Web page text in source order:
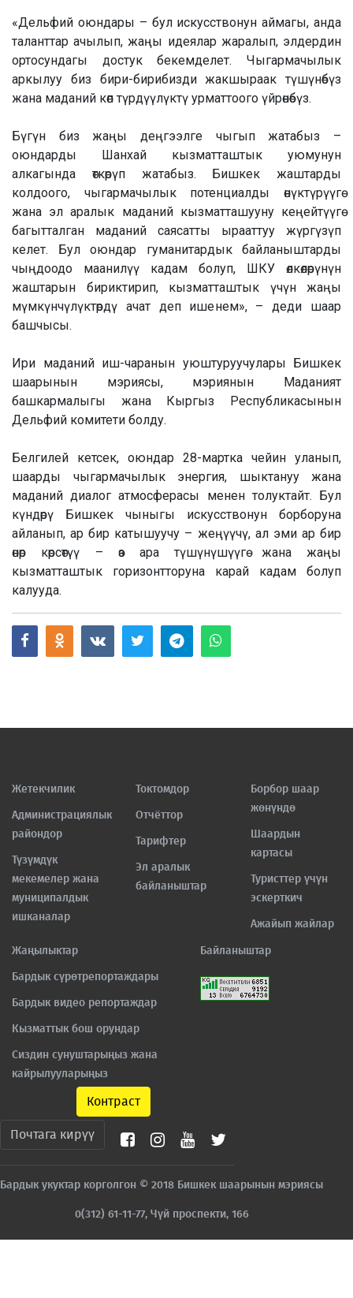
«Дельфий оюндары – бул искусствонун аймагы, анда
таланттар ачылып, жаңы идеялар жаралып, элдердин
ортосундагы достук бекемделет. Чыгармачылык
аркылуу биз бири-бирибизди жакшыраак түшүнөбүз
жана маданий көп түрдүүлүктү урматтоого үйрөнөбүз.
Бүгүн биз жаңы деңгээлге чыгып жатабыз –
оюндарды Шанхай кызматташтык уюмунун
алкагында өткөрүп жатабыз. Бишкек жаштарды
колдоого, чыгармачылык потенциалды өнүктүрүүгө
жана эл аралык маданий кызматташууну кеңейтүүгө
багытталган маданий саясатты ырааттуу жүргүзүп
келет. Бул оюндар гуманитардык байланыштарды
чыңдоодо маанилүү кадам болуп, ШКУ өлкөлөрүнүн
жаштарын бириктирип, кызматташтык үчүн жаңы
мүмкүнчүлүктөрдү ачат деп ишенем», – деди шаар
башчысы.
Ири маданий иш-чаранын уюштуруучулары Бишкек
шаарынын мэриясы, мэриянын Маданият
башкармалыгы жана Кыргыз Республикасынын
Дельфий комитети болду.
Белгилей кетсек, оюндар 28-мартка чейин уланып,
шаарды чыгармачылык энергия, шыктануу жана
маданий диалог атмосферасы менен толуктайт. Бул
күндөрү Бишкек чыныгы искусствонун борборуна
айланып, ар бир катышуучу – жеңүүчү, ал эми ар бир
өнөр көрсөтүү – өз ара түшүнүшүүгө жана жаңы
кызматташтык горизонтторуна карай кадам болуп
калууда.
Жетекчилик
Администрациялык
райондор
Түзүмдүк
мекемелер жана
муниципалдык
ишканалар
Токтомдор
Отчёттор
Тарифтер
Эл аралык
байланыштар
Борбор шаар
жөнүндө
Шаардын
картасы
Туристтер үчүн
эскерткич
Ажайып жайлар
Жаңылыктар
Бардык сүрөтрепортаждары
Бардык видео репортаждар
Кызматтык бош орундар
Сиздин сунуштарыңыз жана
кайрылууларыңыз
Байланыштар
Контраст
Почтага кирүү
Бардык укуктар корголгон © 2018 Бишкек шаарынын мэриясы
0(312) 61-11-77, Чүй проспекти, 166